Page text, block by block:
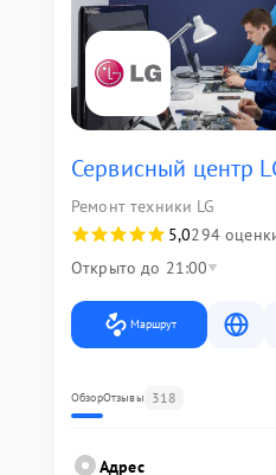
Сервисный центр
Ремонт техники LG
5,0294
Открыто до 21:00
Маршрут
ОбзорОтзывы 318
Адрес